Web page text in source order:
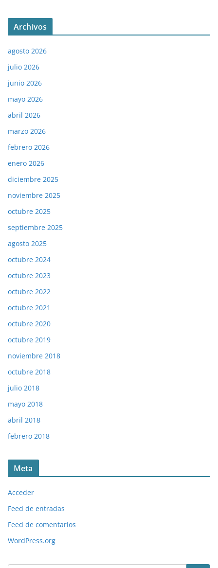
Archivos
agosto 2026
julio 2026
junio 2026
mayo 2026
abril 2026
marzo 2026
febrero 2026
enero 2026
diciembre 2025
noviembre 2025
octubre 2025
septiembre 2025
agosto 2025
octubre 2024
octubre 2023
octubre 2022
octubre 2021
octubre 2020
octubre 2019
noviembre 2018
octubre 2018
julio 2018
mayo 2018
abril 2018
febrero 2018
Meta
Acceder
Feed de entradas
Feed de comentarios
WordPress.org